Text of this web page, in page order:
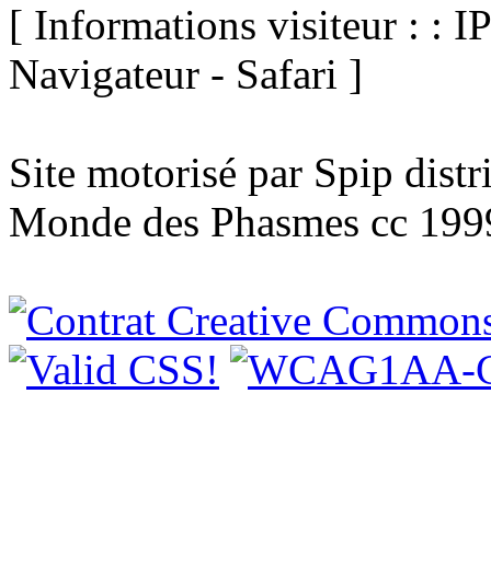
[ Informations visiteur : :
Navigateur - Safari ]
Site motorisé par Spip
Monde des Phasmes cc